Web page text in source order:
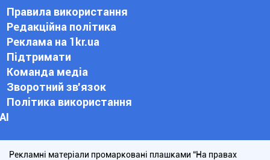
Правила використання
Редакційна політика
Реклама на 1kr.ua
Підтримати
Команда медіа
Зворотний зв'язок
Політика використання
АІ
Рекламні матеріали промарковані плашками “На правах